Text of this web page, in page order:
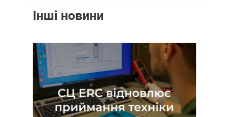
Інші новини